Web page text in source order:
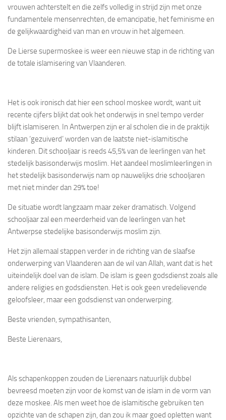
vrouwen achterstelt en die zelfs volledig in strijd zijn met onze
fundamentele mensenrechten, de emancipatie, het feminisme en
de gelijkwaardigheid van man en vrouw in het algemeen.
De Lierse supermoskee is weer een nieuwe stap in de richting van
de totale islamisering van Vlaanderen.
Het is ook ironisch dat hier een school moskee wordt, want uit
recente cijfers blijkt dat ook het onderwijs in snel tempo verder
blijft islamiseren. In Antwerpen zijn er al scholen die in de praktijk
stilaan ‘gezuiverd’ worden van de laatste niet-islamitische
kinderen. Dit schooljaar is reeds 45,5% van de leerlingen van het
stedelijk basisonderwijs moslim. Het aandeel moslimleerlingen in
het stedelijk basisonderwijs nam op nauwelijks drie schooljaren
met niet minder dan 29% toe!
De situatie wordt langzaam maar zeker dramatisch. Volgend
schooljaar zal een meerderheid van de leerlingen van het
Antwerpse stedelijke basisonderwijs moslim zijn.
Het zijn allemaal stappen verder in de richting van de slaafse
onderwerping van Vlaanderen aan de wil van Allah, want dat is het
uiteindelijk doel van de islam. De islam is geen godsdienst zoals alle
andere religies en godsdiensten. Het is ook geen vredelievende
geloofsleer, maar een godsdienst van onderwerping.
Beste vrienden, sympathisanten,
Beste Lierenaars,
Als schapenkoppen zouden de Lierenaars natuurlijk dubbel
bevreesd moeten zijn voor de komst van de islam in de vorm van
deze moskee. Als men weet hoe de islamitische gebruiken ten
opzichte van de schapen zijn, dan zou ik maar goed opletten want